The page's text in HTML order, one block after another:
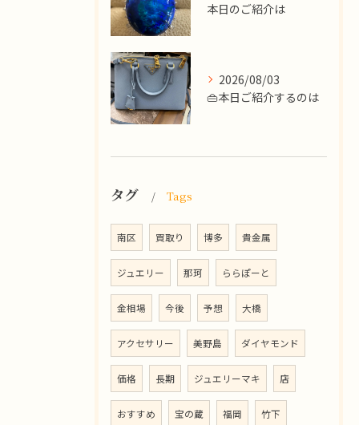
本日のご紹介は
2026/08/03
👜本日ご紹介するのは
タグ Tags
南区 買取り 博多 貴金属
ジュエリー 那珂 ららぽーと
金相場 今後 予想 大橋
アクセサリー 美野島 ダイヤモンド
価格 長期 ジュエリーマキ 店
おすすめ 宝の蔵 福岡 竹下